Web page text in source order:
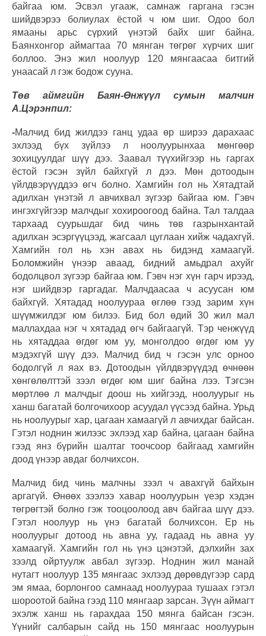
байгаа юм. Эсвэл угааж, самнаж гаргана гэсэн
шийдвэрээ болиулах ёстой ч юм шиг. Одоо бол
ямааны арьс сүрхий үнэтэй байх шиг байна.
Баянхонгор аймагтаа 70 мянган төгрөг хүрчих шиг
боллоо. Энэ жил ноолуур 120 мянгаасаа битгий
унаасай л гэж бодож сууна.
Төв аймгийн Баян-Өнжүүл сумын малчин
А.Цэрэнпил:
-Малчид бид жилдээ ганц удаа өр ширээ дарахаас
эхлээд бүх зүйлээ л ноолуурынхаа мөнгөөр
зохицуулдаг шүү дээ. Заавал түүхийгээр нь гаргах
ёстой гэсэн зүйл байхгүй л дээ. Мөн дотоодын
үйлдвэрүүддээ өгч болно. Хамгийн гол нь Хятадтай
адилхан үнэтэй л авчихвал зүгээр байгаа юм. Гэвч
ингэхгүйгээр малчдыг хохироогоод байна. Тал талдаа
тархаад суурьшдаг бид чинь төв газрынхантай
адилхан эсэргүүцээд, жагсаал цуглаан хийж чадахгүй.
Хамгийн гол нь хэн авах нь бидэнд хамаагүй.
Боломжийн үнээр аваад, бидний амьдрал ахуйг
бодолцвол зүгээр байгаа юм. Гэвч нэг хүн гарч ирээд,
нэг шийдвэр гаргадаг. Малчдаасаа ч асуусан юм
байхгүй. Хятадад ноолуураа өглөө гээд зарим хүн
шүүмжилдэг юм билээ. Бид бол өдий 30 жил мал
маллахдаа нэг ч хятадад өгч байгаагүй. Тэр ченжүүд
нь хятаддаа өгдөг юм уу, монголдоо өгдөг юм уу
мэдэхгүй шүү дээ. Малчид бид ч гэсэн улс орноо
бодолгүй л яах вэ. Дотоодын үйлдвэрүүдэд өчнөөн
хөнгөлөлттэй зээл өгдөг юм шиг байна лээ. Тэгсэн
мөртлөө л малчдыг доош нь хийгээд, ноолуурыг нь
ханш багатай болгочихоор асуудал үүсээд байна. Урьд
нь ноолуурыг хар, цагаан хамаагүй л авчихдаг байсан.
Гэтэл ноднин жилээс эхлээд хар байна, цагаан байна
гээд янз бүрийн шалтаг тоочсоор байгаад хамгийн
доод үнээр авдаг болчихсон.
Малчид бид чинь малчны зээл ч авахгүй байхын
аргагүй. Өнөөх зээлээ хавар ноолуурын үеэр хэдэн
төгрөгтэй болно гэж тооцоолоод авч байгаа шүү дээ.
Гэтэл ноолуур нь үнэ багатай болчихсон. Ер нь
ноолуурыг дотоод нь авна уу, гадаад нь авна уу
хамаагүй. Хамгийн гол нь үнэ цэнэтэй, дэлхийн зах
зээлд ойртуулж авбал зүгээр. Ноднин жил манай
нутагт ноолуур 135 мянгаас эхлээд дөрөвдүгээр сард
эм ямаа, борлонгоо самнаад ноолуураа тушаах гэтэл
шороотой байна гээд 110 мянгаар зарсан. Зүүн аймагт
эхэлж ханш нь гарахдаа 150 мянга байсан гэсэн.
Үүнийг салбарын сайд нь 150 мянгаас ноолуурын